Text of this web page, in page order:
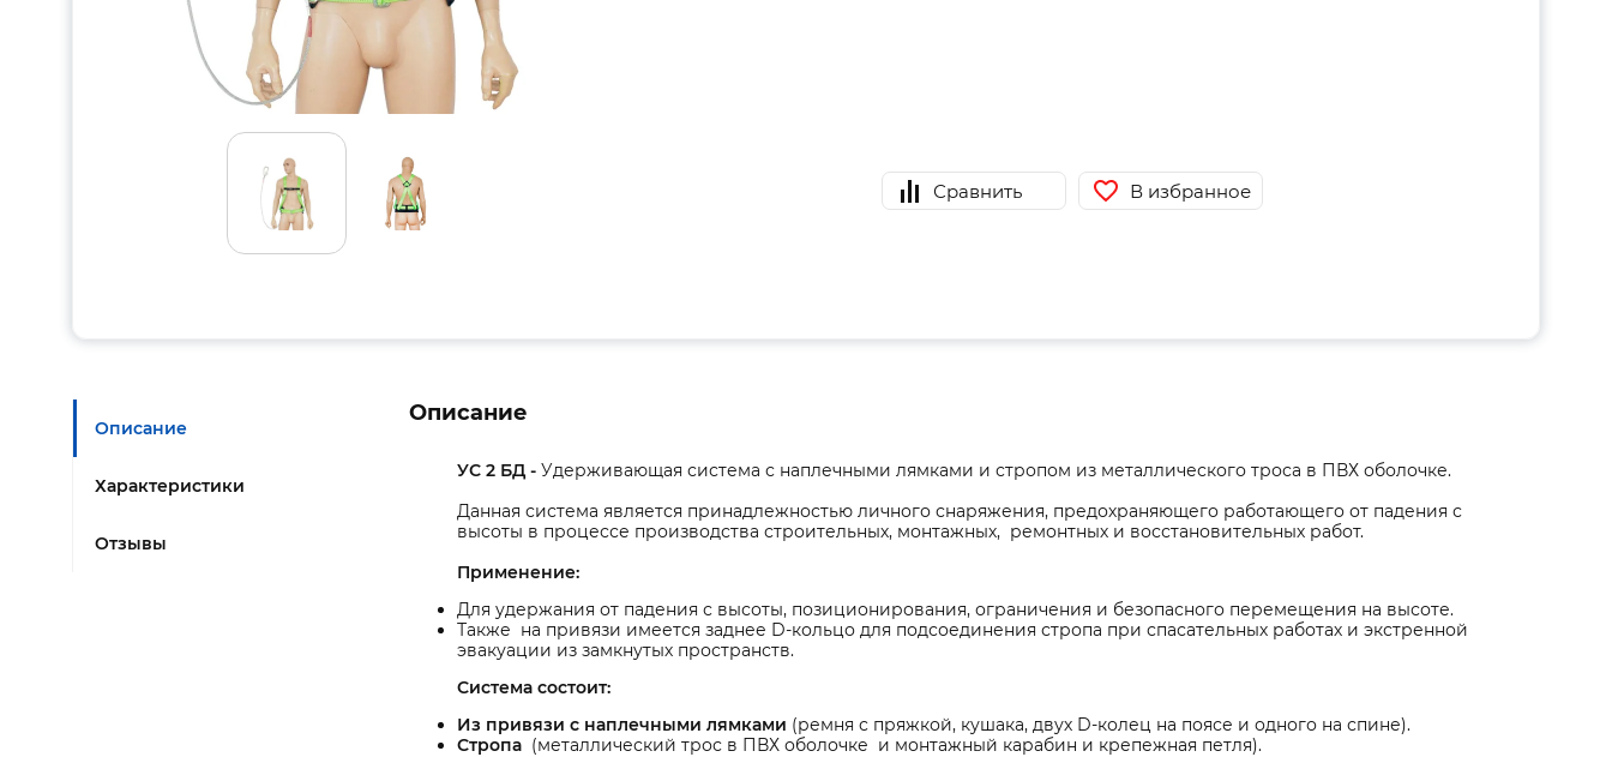
Сравнить В избранное
Описание
Характеристики
Отзывы
Описание
УС 2 БД - Удерживающая система с наплечными лямками и стропом из металлического троса в ПВХ оболочке.
Данная система является принадлежностью личного снаряжения, предохраняющего работающего от падения с
высоты в процессе производства строительных, монтажных, ремонтных и восстановительных работ.
Применение:
Для удержания от падения с высоты, позиционирования, ограничения и безопасного перемещения на высоте.
Также на привязи имеется заднее D-кольцо для подсоединения стропа при спасательных работах и экстренной
эвакуации из замкнутых пространств.
Система состоит:
Из привязи с наплечными лямками (ремня с пряжкой, кушака, двух D-колец на поясе и одного на спине).
Стропа (металлический трос в ПВХ оболочке и монтажный карабин и крепежная петля).